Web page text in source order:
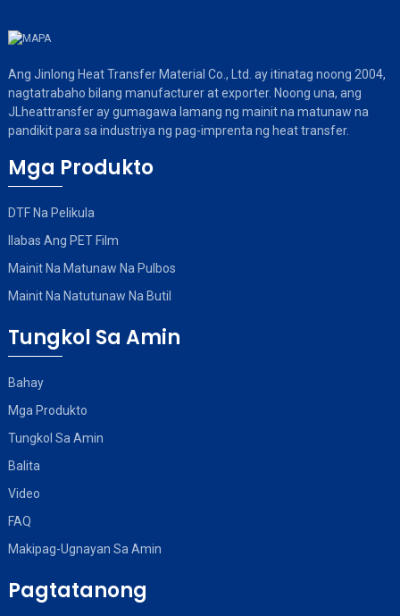
Ang Jinlong Heat Transfer Material Co., Ltd. ay itinatag noong 2004,
nagtatrabaho bilang manufacturer at exporter. Noong una, ang
JLheattransfer ay gumagawa lamang ng mainit na matunaw na
pandikit para sa industriya ng pag-imprenta ng heat transfer.
Mga Produkto
DTF Na Pelikula
Ilabas Ang PET Film
Mainit Na Matunaw Na Pulbos
Mainit Na Natutunaw Na Butil
Tungkol Sa Amin
Bahay
Mga Produkto
Tungkol Sa Amin
Balita
Video
FAQ
Makipag-Ugnayan Sa Amin
Pagtatanong